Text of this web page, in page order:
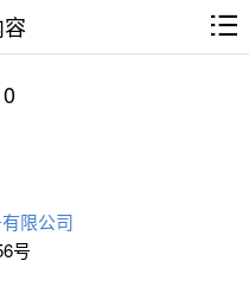
限公司
号